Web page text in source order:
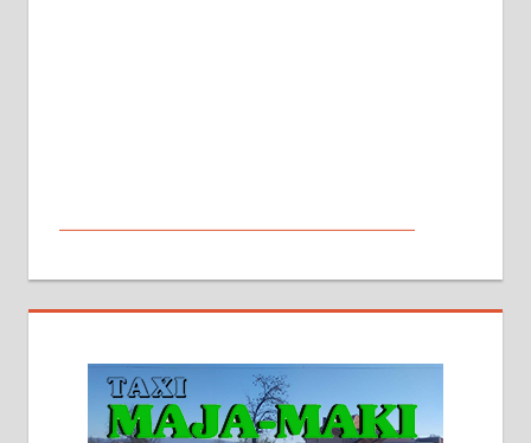
МАЛИ ОГЛАСИ
На продају кућа у Алексинцу,
стамбене целине једна уз другу.
2х150м2, две гараже, централно
грејање на гас и дрва. Две
адресе. 063/71-74-023